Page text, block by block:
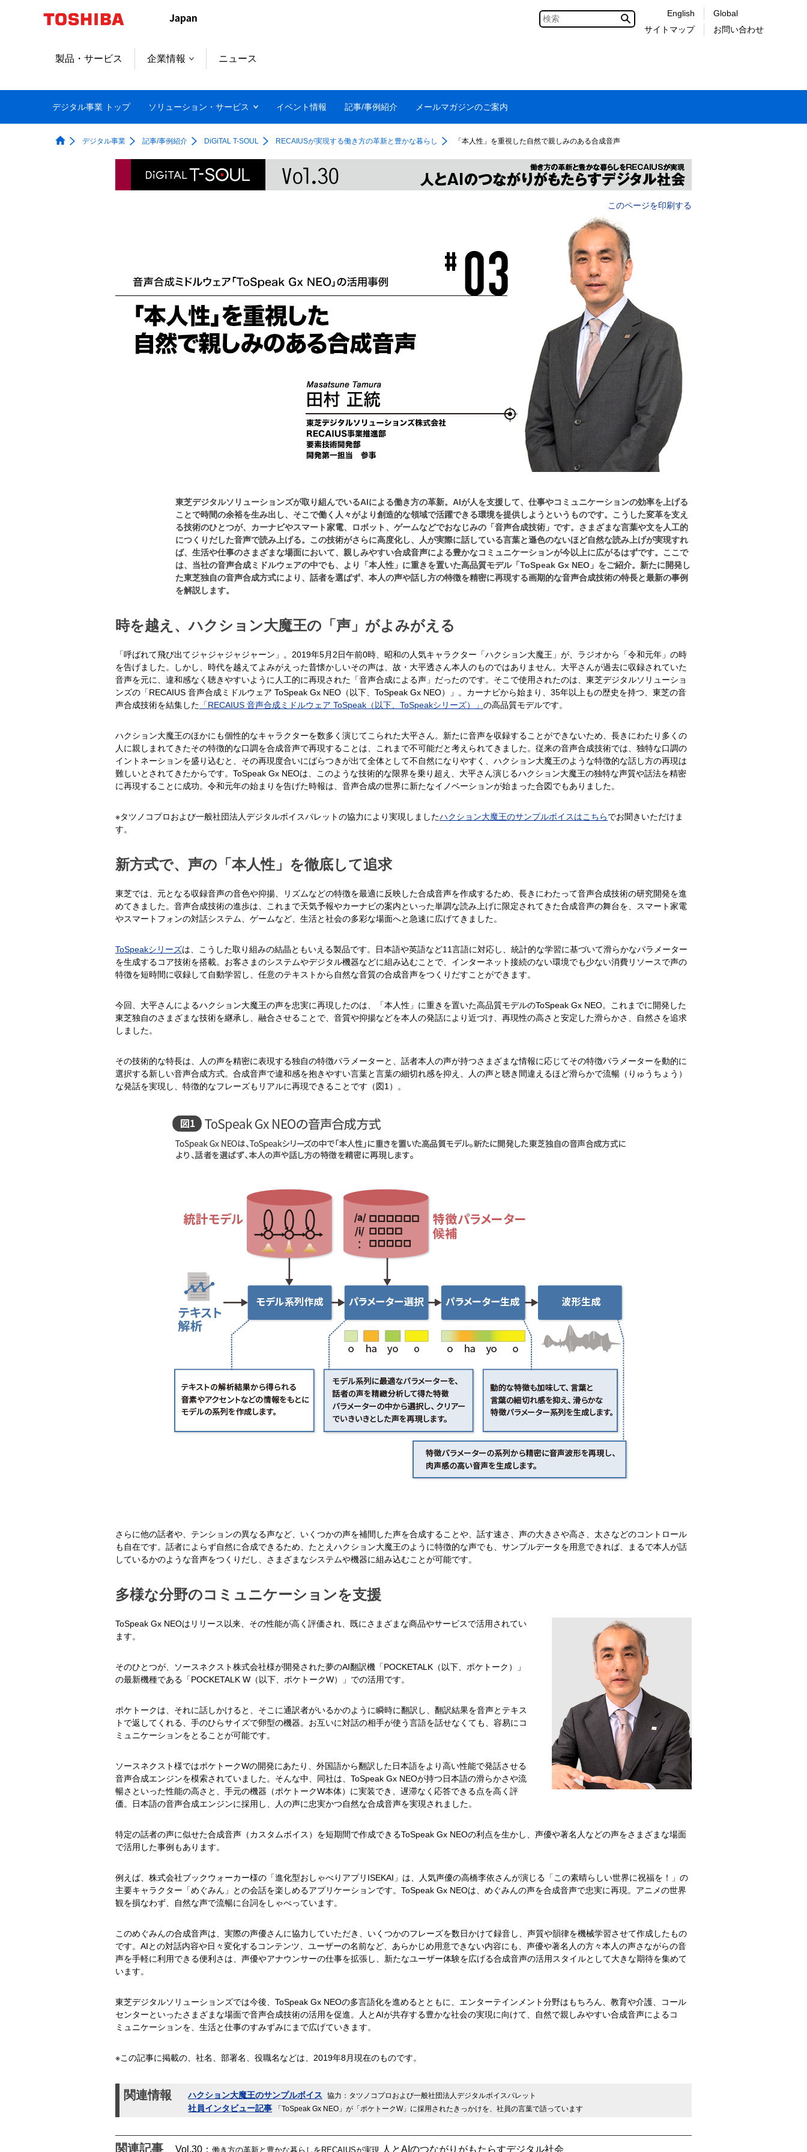
ャ
プ
English
サイトマップ
Global
お問い合わせ
製品・サービス 企業情報 ニュース
デジタル事業 トップ ソリューション・サービス イベント情報 記事/事例紹介 メールマガジンのご案内
デジタル事業 記事/事例紹介 DiGiTAL T-SOUL RECAIUSが実現する働き方の革新と豊かな暮らし 「本人性」を重視した自然で親しみのある合成音声
このページを印刷する
東芝デジタルソリューションズが取り組んでいるAIによる働き方の革新。AIが人を支援して、仕事やコミュニケーションの効率を上げる
ことで時間の余裕を生み出し、そこで働く人々がより創造的な領域で活躍できる環境を提供しようというものです。こうした変革を支え
る技術のひとつが、カーナビやスマート家電、ロボット、ゲームなどでおなじみの「音声合成技術」です。さまざまな言葉や文を人工的
につくりだした音声で読み上げる。この技術がさらに高度化し、人が実際に話している言葉と遜色のないほど自然な読み上げが実現すれ
ば、生活や仕事のさまざまな場面において、親しみやすい合成音声による豊かなコミュニケーションが今以上に広がるはずです。ここで
は、当社の音声合成ミドルウェアの中でも、より「本人性」に重きを置いた高品質モデル「ToSpeak Gx NEO」をご紹介。新たに開発し
た東芝独自の音声合成方式により、話者を選ばず、本人の声や話し方の特徴を精密に再現する画期的な音声合成技術の特長と最新の事例
を解説します。
時を越え、ハクション大魔王の「声」がよみがえる
「呼ばれて飛び出てジャジャジャジャーン」。2019年5月2日午前0時、昭和の人気キャラクター「ハクション大魔王」が、ラジオから「令和元年」の時
を告げました。しかし、時代を越えてよみがえった昔懐かしいその声は、故・大平透さん本人のものではありません。大平さんが過去に収録されていた
音声を元に、違和感なく聴きやすいように人工的に再現された「音声合成による声」だったのです。そこで使用されたのは、東芝デジタルソリューショ
ンズの「RECAIUS 音声合成ミドルウェア ToSpeak Gx NEO（以下、ToSpeak Gx NEO）」。カーナビから始まり、35年以上もの歴史を持つ、東芝の音
声合成技術を結集した 「RECAIUS 音声合成ミドルウェア ToSpeak（以下、ToSpeakシリーズ）」 の高品質モデルです。
ハクション大魔王のほかにも個性的なキャラクターを数多く演じてこられた大平さん。新たに音声を収録することができないため、長きにわたり多くの
人に親しまれてきたその特徴的な口調を合成音声で再現することは、これまで不可能だと考えられてきました。従来の音声合成技術では、独特な口調の
イントネーションを盛り込むと、その再現度合いにばらつきが出て全体として不自然になりやすく、ハクション大魔王のような特徴的な話し方の再現は
難しいとされてきたからです。ToSpeak Gx NEOは、このような技術的な限界を乗り超え、大平さん演じるハクション大魔王の独特な声質や話法を精密
に再現することに成功。令和元年の始まりを告げた時報は、音声合成の世界に新たなイノベーションが始まった合図でもありました。
※タツノコプロおよび一般社団法人デジタルボイスパレットの協力により実現しましたハクション大魔王のサンプルボイスはこちらでお聞きいただけま
す。
新方式で、声の「本人性」を徹底して追求
東芝では、元となる収録音声の音色や抑揚、リズムなどの特徴を最適に反映した合成音声を作成するため、長きにわたって音声合成技術の研究開発を進
めてきました。音声合成技術の進歩は、これまで天気予報やカーナビの案内といった単調な読み上げに限定されてきた合成音声の舞台を、スマート家電
やスマートフォンの対話システム、ゲームなど、生活と社会の多彩な場面へと急速に広げてきました。
ToSpeakシリーズは、こうした取り組みの結晶ともいえる製品です。日本語や英語など11言語に対応し、統計的な学習に基づいて滑らかなパラメーター
を生成するコア技術を搭載。お客さまのシステムやデジタル機器などに組み込むことで、インターネット接続のない環境でも少ない消費リソースで声の
特徴を短時間に収録して自動学習し、任意のテキストから自然な音質の合成音声をつくりだすことができます。
今回、大平さんによるハクション大魔王の声を忠実に再現したのは、「本人性」に重きを置いた高品質モデルのToSpeak Gx NEO。これまでに開発した
東芝独自のさまざまな技術を継承し、融合させることで、音質や抑揚などを本人の発話により近づけ、再現性の高さと安定した滑らかさ、自然さを追求
しました。
その技術的な特長は、人の声を精密に表現する独自の特徴パラメーターと、話者本人の声が持つさまざまな情報に応じてその特徴パラメーターを動的に
選択する新しい音声合成方式。合成音声で違和感を抱きやすい言葉と言葉の細切れ感を抑え、人の声と聴き間違えるほど滑らかで流暢（りゅうちょう）
な発話を実現し、特徴的なフレーズもリアルに再現できることです（図1）。
さらに他の話者や、テンションの異なる声など、いくつかの声を補間した声を合成することや、話す速さ、声の大きさや高さ、太さなどのコントロール
も自在です。話者によらず自然に合成できるため、たとえハクション大魔王のように特徴的な声でも、サンプルデータを用意できれば、まるで本人が話
しているかのような音声をつくりだし、さまざまなシステムや機器に組み込むことが可能です。
多様な分野のコミュニケーションを支援
ToSpeak Gx NEOはリリース以来、その性能が高く評価され、既にさまざまな商品やサービスで活用されてい
ます。
そのひとつが、ソースネクスト株式会社様が開発された夢のAI翻訳機「POCKETALK（以下、ポケトーク）」
の最新機種である「POCKETALK W（以下、ポケトークW）」での活用です。
ポケトークは、それに話しかけると、そこに通訳者がいるかのように瞬時に翻訳し、翻訳結果を音声とテキス
トで返してくれる、手のひらサイズで卵型の機器。お互いに対話の相手が使う言語を話せなくても、容易にコ
ミュニケーションをとることが可能です。
ソースネクスト様ではポケトークWの開発にあたり、外国語から翻訳した日本語をより高い性能で発話させる
音声合成エンジンを模索されていました。そんな中、同社は、ToSpeak Gx NEOが持つ日本語の滑らかさや流
暢さといった性能の高さと、手元の機器（ポケトークW本体）に実装でき、遅滞なく応答できる点を高く評
価。日本語の音声合成エンジンに採用し、人の声に忠実かつ自然な合成音声を実現されました。
特定の話者の声に似せた合成音声（カスタムボイス）を短期間で作成できるToSpeak Gx NEOの利点を生かし、声優や著名人などの声をさまざまな場面
で活用した事例もあります。
例えば、株式会社ブックウォーカー様の「進化型おしゃべりアプリISEKAI」は、人気声優の高橋李依さんが演じる「この素晴らしい世界に祝福を！」の
主要キャラクター「めぐみん」との会話を楽しめるアプリケーションです。ToSpeak Gx NEOは、めぐみんの声を合成音声で忠実に再現。アニメの世界
観を損なわず、自然な声で流暢に台詞をしゃべっています。
このめぐみんの合成音声は、実際の声優さんに協力していただき、いくつかのフレーズを数日かけて録音し、声質や韻律を機械学習させて作成したもの
です。AIとの対話内容や日々変化するコンテンツ、ユーザーの名前など、あらかじめ用意できない内容にも、声優や著名人の方々本人の声さながらの音
声を手軽に利用できる便利さは、声優やアナウンサーの仕事を拡張し、新たなユーザー体験を広げる合成音声の活用スタイルとして大きな期待を集めて
います。
東芝デジタルソリューションズでは今後、ToSpeak Gx NEOの多言語化を進めるとともに、エンターテインメント分野はもちろん、教育や介護、コール
センターといったさまざまな場面で音声合成技術の活用を促進。人とAIが共存する豊かな社会の実現に向けて、自然で親しみやすい合成音声によるコ
ミュニケーションを、生活と仕事のすみずみにまで広げていきます。
※この記事に掲載の、社名、部署名、役職名などは、2019年8月現在のものです。
関連情報 ハクション大魔王のサンプルボイス 協力：タツノコプロおよび一般社団法人デジタルボイスパレット
社員インタビュー記事 「ToSpeak Gx NEO」が「ポケトークW」に採用されたきっかけを、社員の言葉で語っています
関連記事 Vol.30： 働き方の革新と豊かな暮らしをRECAIUSが実現 人とAIのつながりがもたらすデジタル社会